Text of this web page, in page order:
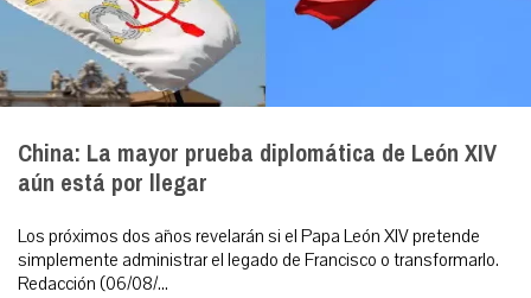
China: La mayor prueba diplomática de León XIV
aún está por llegar
Los próximos dos años revelarán si el Papa León XIV pretende
simplemente administrar el legado de Francisco o transformarlo.
Redacción (06/08/...